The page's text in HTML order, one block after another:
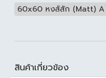
60x60 หงส์สัก (Matt) A
สินค้าเกี่ยวข้อง